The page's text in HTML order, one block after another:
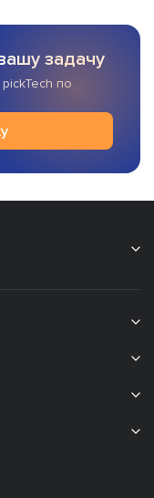
задачу
pickTech по